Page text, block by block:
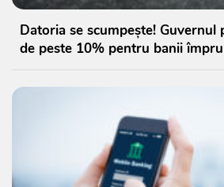
Datoria se scumpește! Guvernul
de peste 10% pentru banii